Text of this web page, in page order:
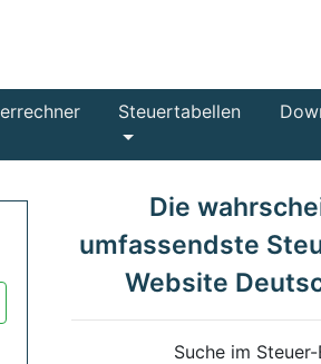
Steuertabellen
Die
umfassendste
Website
Suche im